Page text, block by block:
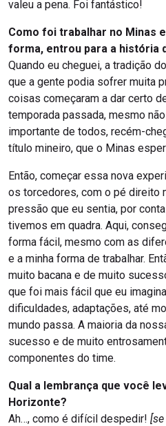
valeu a pena. Foi fantástico!
Como foi trabalhar no Minas
forma, entrou para a história
Quando eu cheguei, a tradição
que a gente podia sofrer muita
coisas começaram a dar certo
temporada passada, mesmo
importante de todos, recém-
título mineiro, que o Minas
Então, começar essa nova
os torcedores, com o pé direito
pressão que eu sentia, por
tivemos em quadra. Aqui,
forma fácil, mesmo com as
e a minha forma de trabalhar.
muito bacana e de muito
que foi mais fácil que eu
dificuldades, adaptações, até
mundo passa. A maioria da
sucesso e de muito
componentes do time.
Qual a lembrança que você
Horizonte?
Ah…, como é difícil despedir!